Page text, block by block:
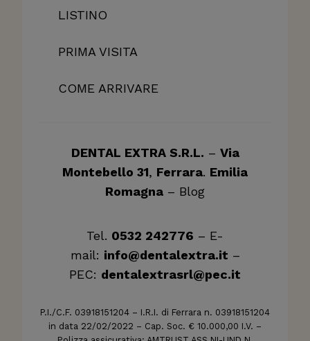
LISTINO
PRIMA VISITA
COME ARRIVARE
DENTAL EXTRA S.R.L. – Via
Montebello 31, Ferrara. Emilia
Romagna – Blog
Tel. 0532 242776 – E-
mail: info@dentalextra.it –
PEC: dentalextrasrl@pec.it
P.I./C.F. 03918151204 – I.R.I. di Ferrara n. 03918151204
in data 22/02/2022 – Cap. Soc. € 10.000,00 I.V. –